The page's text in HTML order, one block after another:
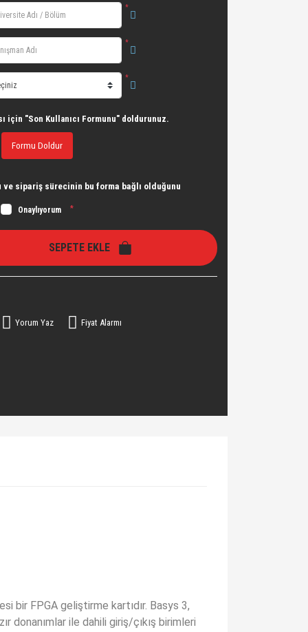
*
*
*
için "Son Kullanıcı Formunu" doldurunuz.
Formu Doldur
ve sipariş sürecinin bu forma bağlı olduğunu
Onaylıyorum *
SEPETE EKLE
Yorum Yaz Fiyat Alarmı
bir FPGA geliştirme kartıdır. Basys 3,
donanımlar ile dahili giriş/çıkış birimleri